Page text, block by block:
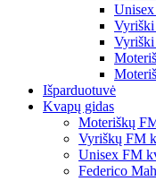
Išparduotuvė
Kvapų gidas
Moteriškų
Vyriškų FM
Unisex FM
Federico